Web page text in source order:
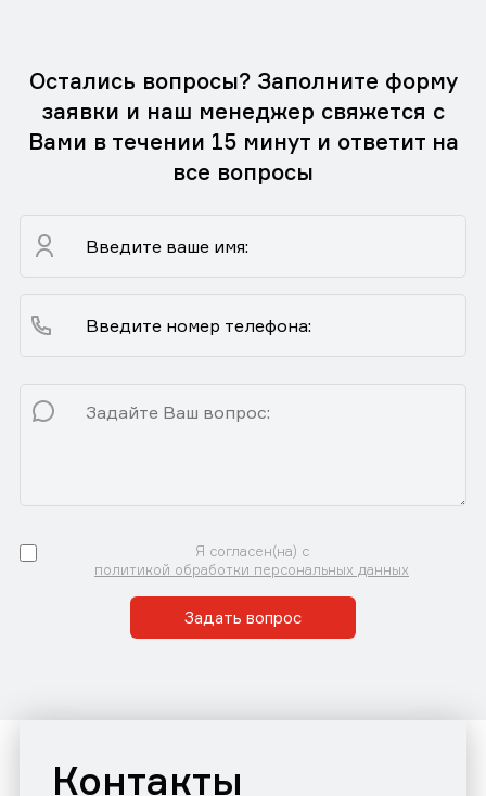
Остались вопросы? Заполните форму
заявки и наш менеджер свяжется с
Вами в течении 15 минут и ответит на
все вопросы
Я согласен(на) с
политикой обработки персональных данных
Задать вопрос
Контакты